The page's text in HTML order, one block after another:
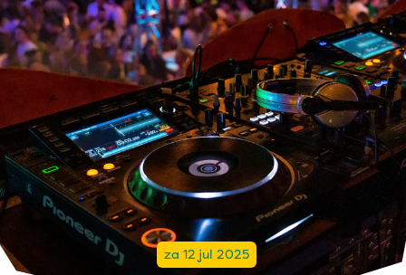
za 12 jul 2025